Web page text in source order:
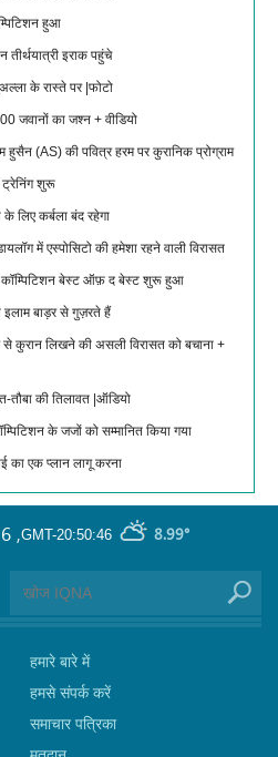
हुआ
इराक पहुंचे
के रास्ते पर |फोटो
जवानों का जश्न + वीडियो
हुसैन (AS) की पवित्र हरम पर कुरानिक प्रोग्राम
ट्रेनिंग शुरू
के लिए कर्बला बंद रहेगा
में एस्पोसिटो की हमेशा रहने वाली विरासत
कॉम्पिटिशन बेस्ट ऑफ़ द बेस्ट शुरू हुआ
इलाम बाड़र से गुज़रते हैं
कुरान लिखने की असली विरासत को बचाना +
तौबा की तिलावत |ऑडियो
के जजों को सम्मानित किया गया
का एक प्लान लागू करना
GMT-20:50:46 8.99°
,
हमारे बारे में
हमसे संपर्क करें
समाचार पत्रिका